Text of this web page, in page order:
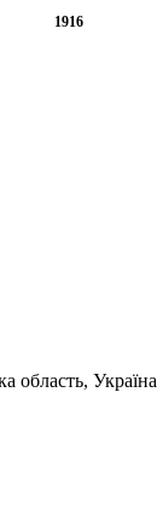
1916
область, Україна